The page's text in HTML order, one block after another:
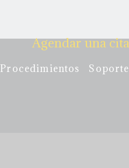
Agendar una
Procedimientos